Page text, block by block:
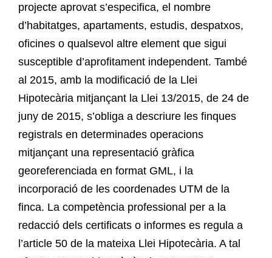
projecte aprovat s’especifica, el nombre
d’habitatges, apartaments, estudis, despatxos,
oficines o qualsevol altre element que sigui
susceptible d’aprofitament independent. També
al 2015, amb la modificació de la Llei
Hipotecària mitjançant la Llei 13/2015, de 24 de
juny de 2015, s’obliga a descriure les finques
registrals en determinades operacions
mitjançant una representació gràfica
georeferenciada en format GML, i la
incorporació de les coordenades UTM de la
finca. La competència professional per a la
redacció dels certificats o informes es regula a
l’article 50 de la mateixa Llei Hipotecària. A tal